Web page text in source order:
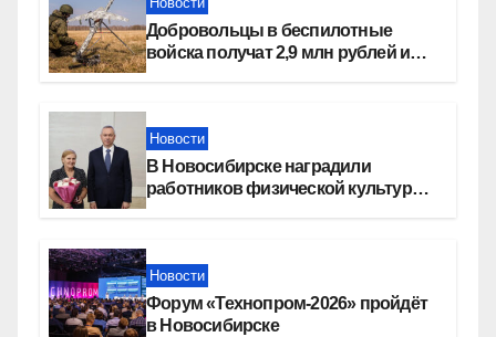
Добровольцы в беспилотные
войска получат 2,9 млн рублей и
Новости
В Новосибирске наградили
работников физической культуры
Новости
Форум «Технопром-2026» пройдёт
в Новосибирске